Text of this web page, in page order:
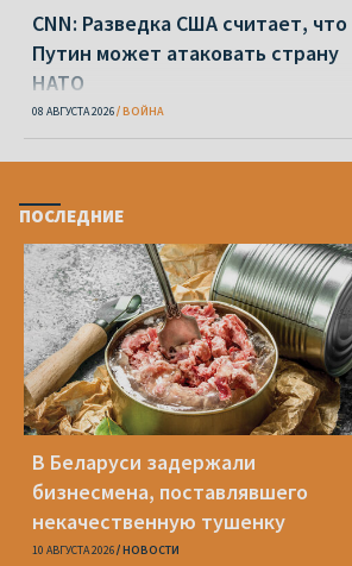
CNN: Разведка США считает, что
Путин может атаковать страну
НАТО
08 АВГУСТА 2026 ВОЙНА
ПОСЛЕДНИЕ
В Беларуси задержали
бизнесмена, поставлявшего
некачественную тушенку
российским военным
10 АВГУСТА 2026 НОВОСТИ